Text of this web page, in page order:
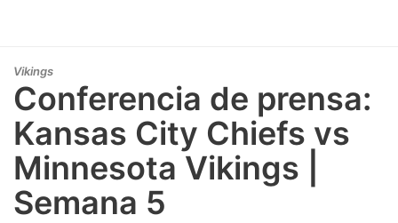
Vikings
Conferencia de prensa:
Kansas City Chiefs vs
Minnesota Vikings |
Semana 5